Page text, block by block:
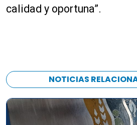
calidad y oportuna”.
NOTICIAS